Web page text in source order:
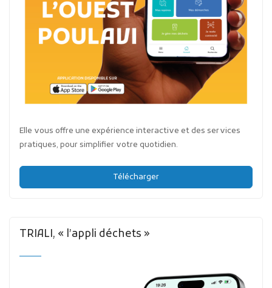
Elle vous offre une expérience interactive et des services
pratiques, pour simplifier votre quotidien.
Télécharger
TRIALI, « l’appli déchets »